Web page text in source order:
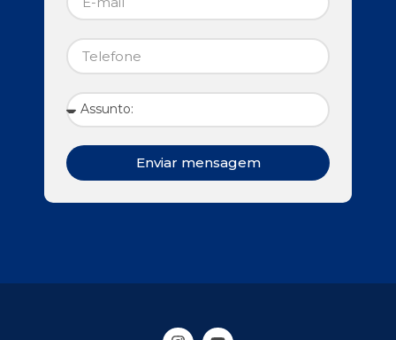
Enviar mensagem